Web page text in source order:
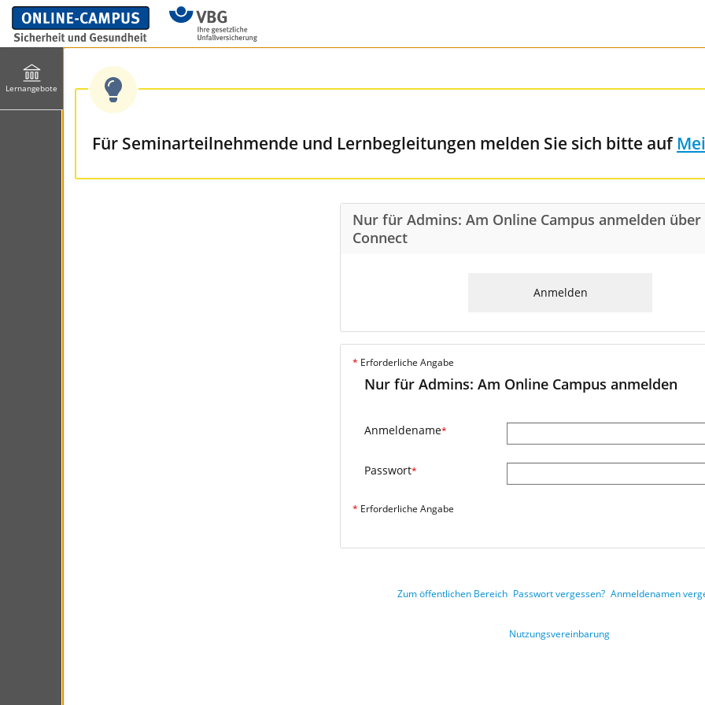
Lernangebote
Für Seminarteilnehmende und Lernbegleitungen melden Sie sich bitte auf
Nur für Admins: Am Online Campus anmelden über
Connect
Anmelden
* Erforderliche Angabe
Nur für Admins: Am Online Campus anmelden
Anmeldename*
Passwort*
* Erforderliche Angabe
Zum öffentlichen Bereich Passwort vergessen? Anmeldenamen
Nutzungsvereinbarung